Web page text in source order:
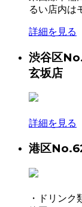
るい店内は
詳細を見る
渋谷区
玄坂店
詳細を見る
港区
・ドリン